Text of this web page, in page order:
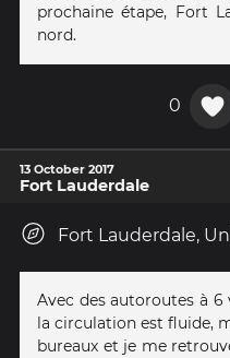
prochaine étape, Fort
nord.
0
13 October 2017
Fort Lauderdale
Fort Lauderdale,
Avec des autoroutes à
la circulation est fluide,
bureaux et je me